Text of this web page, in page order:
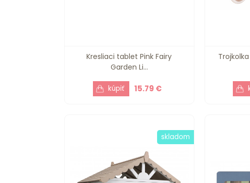
Kresliaci tablet Pink Fairy
Garden Li...
15.79 €
skladom